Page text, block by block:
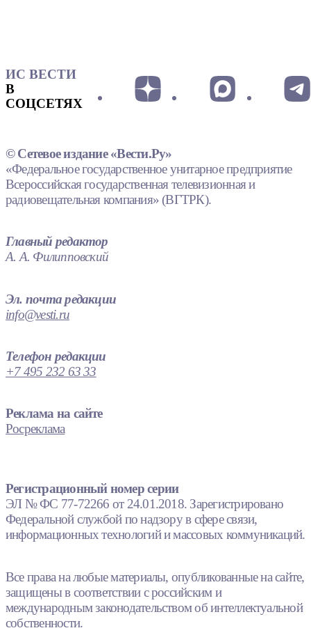
ИС ВЕСТИ
В
СОЦСЕТЯХ
© Сетевое издание «Вести.Ру»
«Федеральное государственное унитарное предприятие
Всероссийская государственная телевизионная и
радиовещательная компания» (ВГТРК).
Главный редактор
А. А. Филипповский
Эл. почта редакции
info@vesti.ru
Телефон редакции
+7 495 232 63 33
Реклама на сайте
Росреклама
Регистрационный номер серии
ЭЛ № ФС 77-72266 от 24.01.2018. Зарегистрировано
Федеральной службой по надзору в сфере связи,
информационных технологий и массовых коммуникаций.
Все права на любые материалы, опубликованные на сайте,
защищены в соответствии с российским и
международным законодательством об интеллектуальной
собственности.